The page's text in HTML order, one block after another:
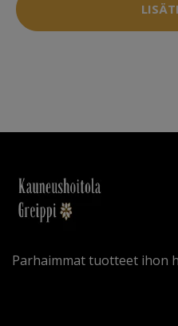
Parhaimmat tuotteet ihon